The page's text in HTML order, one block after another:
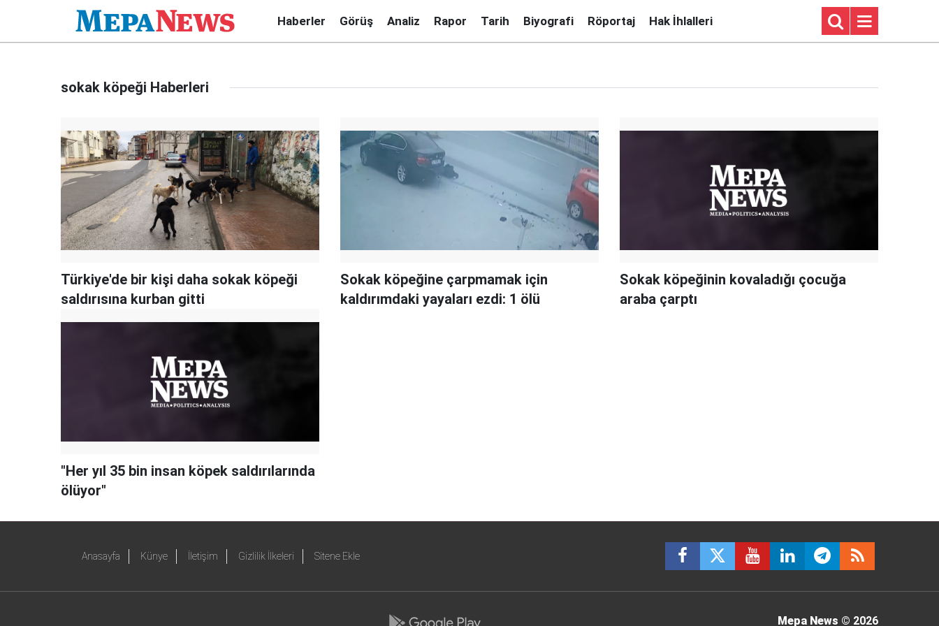
Haberler Görüş Analiz Rapor Tarih Biyografi Röportaj Hak İhlalleri
sokak köpeği Haberleri
Türkiye'de bir kişi daha sokak köpeği
saldırısına kurban gitti
Sokak köpeğine çarpmamak için
kaldırımdaki yayaları ezdi: 1 ölü
Sokak köpeğinin kovaladığı çocuğa
araba çarptı
"Her yıl 35 bin insan köpek saldırılarında
ölüyor"
Anasayfa Künye İletişim Gizlilik İlkeleri Sitene Ekle
Mepa News © 2026